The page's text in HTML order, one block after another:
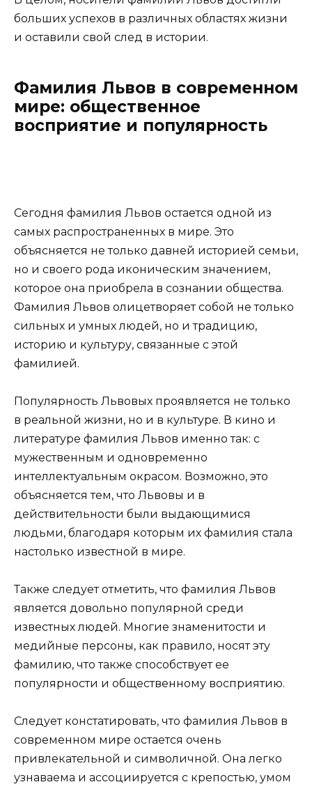
больших успехов в различных областях жизни
и оставили свой след в истории.
Фамилия Львов в современном
мире: общественное
восприятие и популярность
Сегодня фамилия Львов остается одной из
самых распространенных в мире. Это
объясняется не только давней историей семьи,
но и своего рода иконическим значением,
которое она приобрела в сознании общества.
Фамилия Львов олицетворяет собой не только
сильных и умных людей, но и традицию,
историю и культуру, связанные с этой
фамилией.
Популярность Львовых проявляется не только
в реальной жизни, но и в культуре. В кино и
литературе фамилия Львов именно так: с
мужественным и одновременно
интеллектуальным окрасом. Возможно, это
объясняется тем, что Львовы и в
действительности были выдающимися
людьми, благодаря которым их фамилия стала
настолько известной в мире.
Также следует отметить, что фамилия Львов
является довольно популярной среди
известных людей. Многие знаменитости и
медийные персоны, как правило, носят эту
фамилию, что также способствует ее
популярности и общественному восприятию.
Следует констатировать, что фамилия Львов в
современном мире остается очень
привлекательной и символичной. Она легко
узнаваема и ассоциируется с крепостью, умом